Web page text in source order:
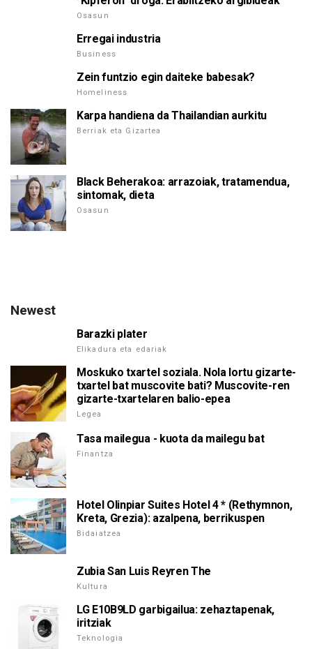
Osasun
Erregai industria
Business
Zein funtzio egin daiteke babesak?
Homeliness
Karpa handiena da Thailandian aurkitu
Berriak eta Gizartea
Black Beherakoa: arrazoiak, tratamendua,
sintomak, dieta
Osasun
Newest
Barazki plater
Elikadura eta edariak
Moskuko txartel soziala. Nola lortu gizarte-
txartel bat muscovite bati? Muscovite-ren
gizarte-txartelaren balio-epea
Legea
Tasa mailegua - kuota da mailegu bat
Finantza
Hotel Olinpiar Suites Hotel 4 * (Rethymnon,
Kreta, Grezia): azalpena, berrikuspen
Bidaiatzea
Zubia San Luis Reyren The
Kultura
LG E10B9LD garbigailua: zehaztapenak,
iritziak
Teknologia